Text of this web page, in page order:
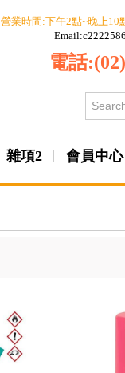
營業時間:下午2點~晚上10
電話:
雜項2 會員中心